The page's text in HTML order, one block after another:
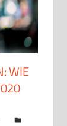
WIE